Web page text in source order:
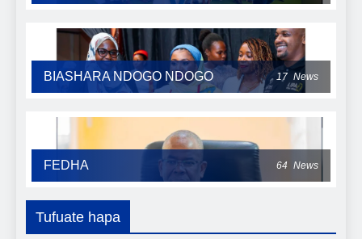
BIASHARA NDOGO NDOGO 17 News
FEDHA 64 News
Tufuate hapa